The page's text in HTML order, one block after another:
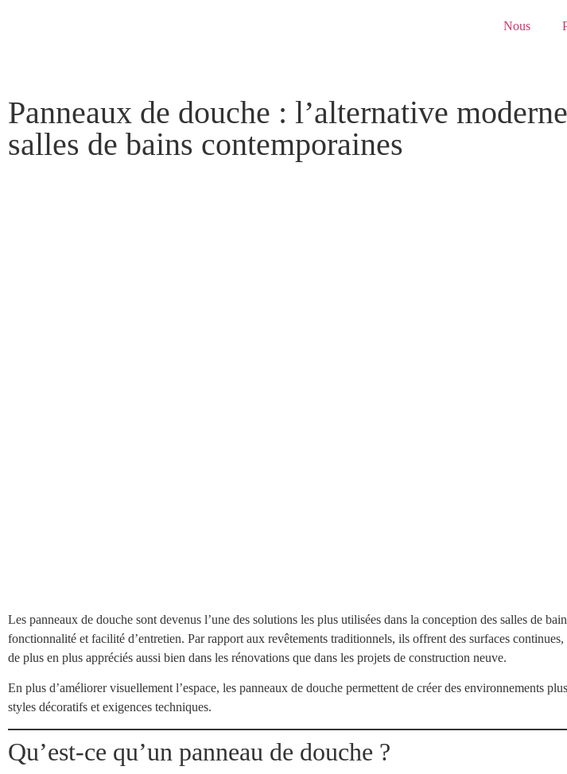
Nous
Panneaux de douche : l’alternative
salles de bains contemporaines
Les panneaux de douche sont devenus l’une des solutions les plus utilisées dans la conception des salles de
fonctionnalité et facilité d’entretien. Par rapport aux revêtements traditionnels, ils offrent des surfaces
de plus en plus appréciés aussi bien dans les rénovations que dans les projets de construction neuve.
En plus d’améliorer visuellement l’espace, les panneaux de douche permettent de créer des environnements
styles décoratifs et exigences techniques.
Qu’est-ce qu’un panneau de douche ?